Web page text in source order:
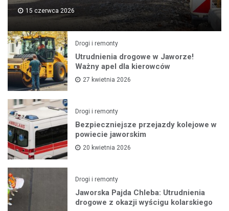
15 czerwca 2026
Drogi i remonty
Utrudnienia drogowe w Jaworze!
Ważny apel dla kierowców
27 kwietnia 2026
Drogi i remonty
Bezpieczniejsze przejazdy kolejowe w
powiecie jaworskim
20 kwietnia 2026
Drogi i remonty
Jaworska Pajda Chleba: Utrudnienia
drogowe z okazji wyścigu kolarskiego